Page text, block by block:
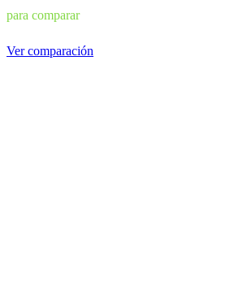
para comparar
Ver comparación